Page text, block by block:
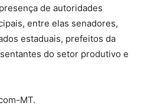
de autoridades
entre elas senadores,
estaduais, prefeitos da
do setor produtivo e
MT.